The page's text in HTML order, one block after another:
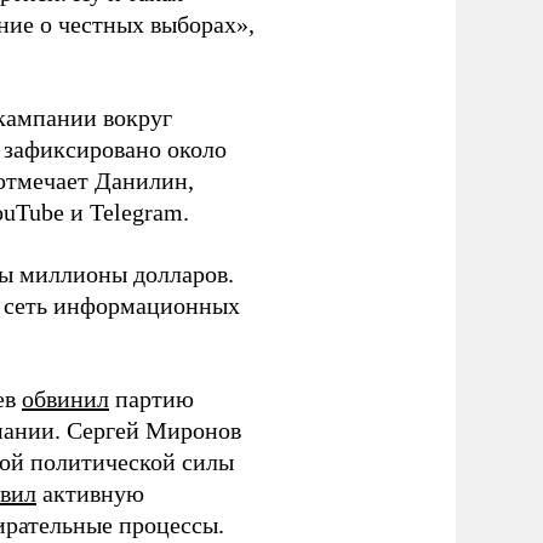
о честных выборах»,
вокруг
около
Данилин,
и Telegram.
миллионы долларов.
сеть информационных
обвинил партию
Сергей Миронов
политической силы
активную
процессы.